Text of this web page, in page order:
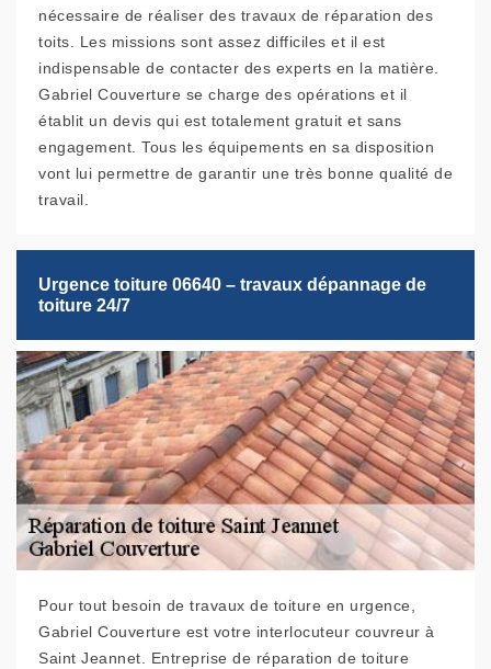
nécessaire de réaliser des travaux de réparation des
toits. Les missions sont assez difficiles et il est
indispensable de contacter des experts en la matière.
Gabriel Couverture se charge des opérations et il
établit un devis qui est totalement gratuit et sans
engagement. Tous les équipements en sa disposition
vont lui permettre de garantir une très bonne qualité de
travail.
Urgence toiture 06640 – travaux dépannage de
toiture 24/7
Pour tout besoin de travaux de toiture en urgence,
Gabriel Couverture est votre interlocuteur couvreur à
Saint Jeannet. Entreprise de réparation de toiture